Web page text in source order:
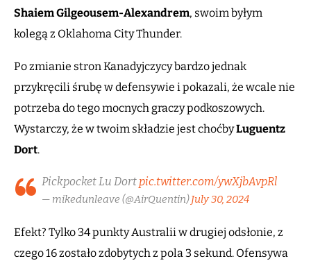
Shaiem Gilgeousem-Alexandrem, swoim byłym
kolegą z Oklahoma City Thunder.
Po zmianie stron Kanadyjczycy bardzo jednak
przykręcili śrubę w defensywie i pokazali, że wcale nie
potrzeba do tego mocnych graczy podkoszowych.
Wystarczy, że w twoim składzie jest choćbyLuguentz
Dort.
Pickpocket Lu Dort pic.twitter.com/ywXjbAvpRl
— mikedunleave (@AirQuentin)July 30, 2024
Efekt? Tylko 34 punkty Australii w drugiej odsłonie, z
czego 16 zostało zdobytych z pola 3 sekund. Ofensywa